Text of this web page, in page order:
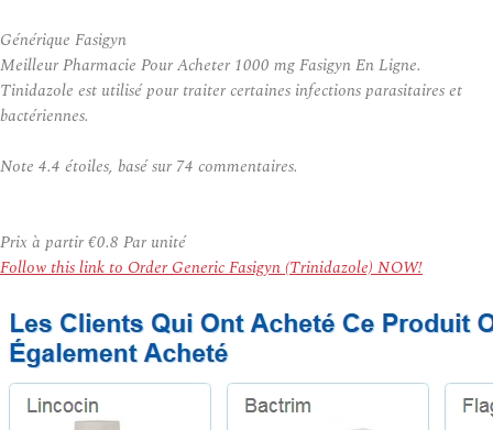
Générique Fasigyn
Meilleur Pharmacie Pour Acheter 1000 mg Fasigyn En Ligne.
Tinidazole est utilisé pour traiter certaines infections parasitaires et
bactériennes.
Note 4.4 étoiles, basé sur 74 commentaires.
Prix à partir€0.8 Par unité
Follow this link to Order Generic Fasigyn (Trinidazole) NOW!